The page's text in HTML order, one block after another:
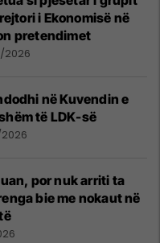
i Ekonomisë në
pretendimet
2026
në Kuvendin e
të LDK-së
por nuk arriti ta
bie me nokaut në